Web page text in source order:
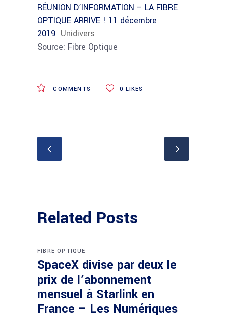
RÉUNION D’INFORMATION – LA FIBRE
OPTIQUE ARRIVE ! 11 décembre
2019 Unidivers
Source: Fibre Optique
COMMENTS 0 LIKES
Related Posts
FIBRE OPTIQUE
SpaceX divise par deux le
prix de l’abonnement
mensuel à Starlink en
France – Les Numériques